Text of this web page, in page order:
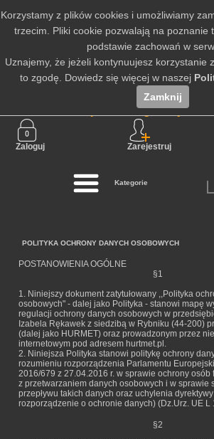
Nie jesteś zalogowany
Zaloguj Zarejestruj
Kategorie
POLITYKA OCHRONY DANYCH OSOBOWYCH
POSTANOWIENIA OGÓLNE
§1
1. Niniejszy dokument zatytułowany ,,Polityka
osobowych" - dalej jako Polityka - stanowi mapę
regulacji ochrony danych osobowych w
Izabela Rękawek z siedzibą w Rybniku (44-200)
(dalej jako HURMET) oraz prowadzonym przez
internetowym pod adresem hurtmet.pl.
2. Niniejsza Polityka stanowi politykę ochrony
rozumieniu rozporządzenia Parlamentu
2016/679 z 27.04.2016 r. w sprawie ochrony osób
z przetwarzaniem danych osobowych i w sprawie
przepływu takich danych oraz uchylenia
rozporządzenie o ochronie danych) (Dz.Urz. UE L
§2
Korzystamy z plików cookies i umożliwiamy
trzecim. Pliki cookie pozwalają na poznanie
podstawie zachowań w
Uznajemy, że jeżeli kontynuujesz korzystanie
to zgodę. Dowiedz się więcej w naszej
Zamknij